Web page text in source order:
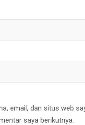
email, dan situs web
saya berikutnya.